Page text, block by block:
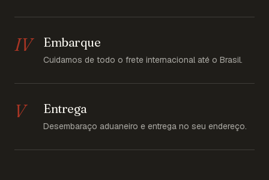
IV Embarque
Cuidamos de todo o frete internacional até o Brasil.
V Entrega
Desembaraço aduaneiro e entrega no seu endereço.